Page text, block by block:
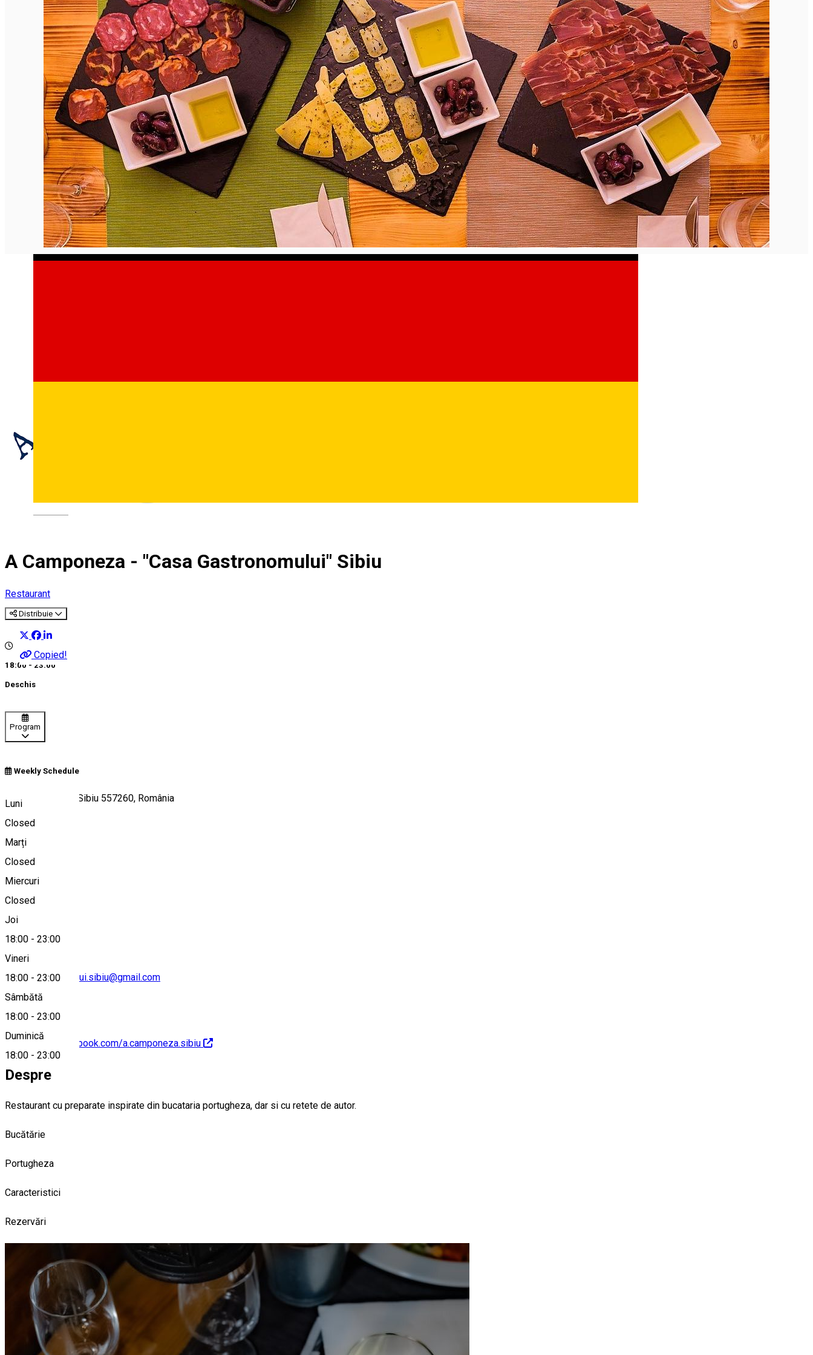
English
A Camponeza - "Casa Gastronomului" Sibiu
Restaurant
Distribuie
Copied!
18:00 - 23:00
Deschis
Program
Weekly Schedule
Luni
Closed
Marți
Closed
Miercuri
Closed
Joi
18:00 - 23:00
Vineri
18:00 - 23:00
Sâmbătă
18:00 - 23:00
Duminică
18:00 - 23:00
Strada Azilului 2, Sibiu 557260, România
Hartă
casa.gastronomului.sibiu@gmail.com
https://www.facebook.com/a.camponeza.sibiu
Despre
Restaurant cu preparate inspirate din bucataria portugheza, dar si cu retete de autor.
Bucătărie
Portugheza
Caracteristici
Rezervări